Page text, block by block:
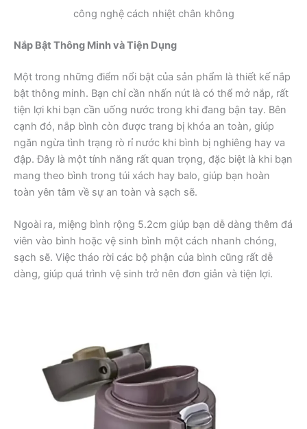
công nghệ cách nhiệt chân không
Nắp Bật Thông Minh và Tiện Dụng
Một trong những điểm nổi bật của sản phẩm là thiết kế nắp
bật thông minh. Bạn chỉ cần nhấn nút là có thể mở nắp, rất
tiện lợi khi bạn cần uống nước trong khi đang bận tay. Bên
cạnh đó, nắp bình còn được trang bị khóa an toàn, giúp
ngăn ngừa tình trạng rò rỉ nước khi bình bị nghiêng hay va
đập. Đây là một tính năng rất quan trọng, đặc biệt là khi bạn
mang theo bình trong túi xách hay balo, giúp bạn hoàn
toàn yên tâm về sự an toàn và sạch sẽ.
Ngoài ra, miệng bình rộng 5.2cm giúp bạn dễ dàng thêm đá
viên vào bình hoặc vệ sinh bình một cách nhanh chóng,
sạch sẽ. Việc tháo rời các bộ phận của bình cũng rất dễ
dàng, giúp quá trình vệ sinh trở nên đơn giản và tiện lợi.